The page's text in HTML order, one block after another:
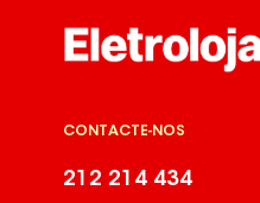
CONTACTE-NOS
212 214 434